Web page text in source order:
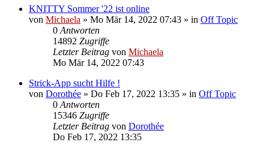
KNITTY Sommer '22 ist online
von Michaela » Mo Mär 14, 2022 07:43 » in Off Topic
0 Antworten
14892 Zugriffe
Letzter Beitrag von Michaela
Mo Mär 14, 2022 07:43
Strick-App sucht Hilfe !
von Dorothée » Do Feb 17, 2022 13:35 » in Off Topic
0 Antworten
15346 Zugriffe
Letzter Beitrag von Dorothée
Do Feb 17, 2022 13:35